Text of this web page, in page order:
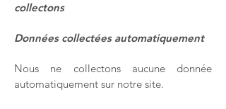
collectons
Données collectées automatiquement
Nous ne collectons aucune donnée
automatiquement sur notre site.